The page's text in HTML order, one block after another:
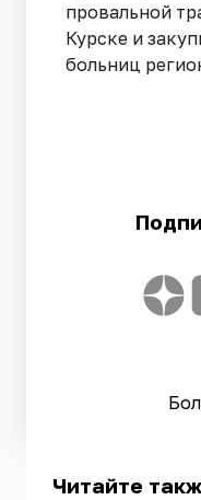
провальной
Курске и
больниц
Читайте